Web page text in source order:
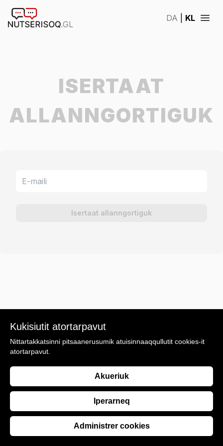
DA KL
Kukisiutit atortarpavut
Nittartakkatsinni pitsaanerusumik atuisinnaaqqullutit cookies-it
atortarpavut.
Akueriuk
Iperarneq
Administrer cookies
ISERTAAT
ALLANNGORTIGUK
E-maili